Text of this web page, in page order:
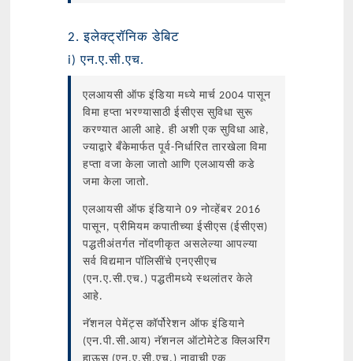
2. इलेक्ट्रॉनिक डेबिट
i) एन.ए.सी.एच.
एलआयसी ऑफ इंडिया मध्ये मार्च 2004 पासून
विमा हप्ता भरण्यासाठी ईसीएस सुविधा सुरू
करण्यात आली आहे. ही अशी एक सुविधा आहे,
ज्याद्वारे बँकेमार्फत पूर्व-निर्धारित तारखेला विमा
हप्ता वजा केला जातो आणि एलआयसी कडे
जमा केला जातो.
एलआयसी ऑफ इंडियाने 09 नोव्हेंबर 2016
पासून, प्रीमियम कपातीच्या ईसीएस (ईसीएस)
पद्धतीअंतर्गत नोंदणीकृत असलेल्या आपल्या
सर्व विद्यमान पॉलिसींचे एनएसीएच
(एन.ए.सी.एच.) पद्धतीमध्ये स्थलांतर केले
आहे.
नॅशनल पेमेंट्स कॉर्पोरेशन ऑफ इंडियाने
(एन.पी.सी.आय) नॅशनल ऑटोमेटेड क्लिअरिंग